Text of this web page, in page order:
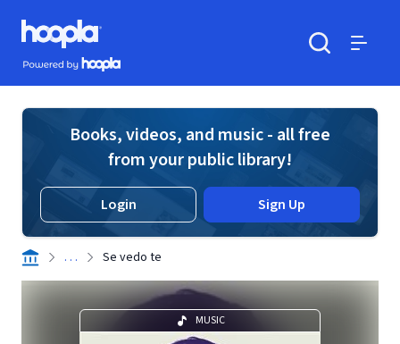
Skip to main content
Hoopla logo
Powered by Hoopla
Books, videos, and music - all free
from your public library!
Login Sign Up
. . . Se vedo te
MUSIC